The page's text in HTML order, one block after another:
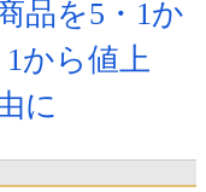
品を5・1か
から値上
に